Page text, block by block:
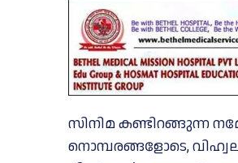
സിനിമ കണ്ടിറങ്ങുന്ന
നൊമ്പരങ്ങളോടെ,